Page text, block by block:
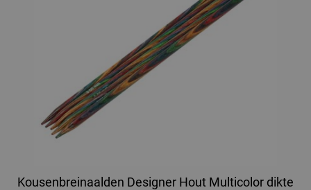
Kousenbreinaalden Designer Hout Multicolor dikte